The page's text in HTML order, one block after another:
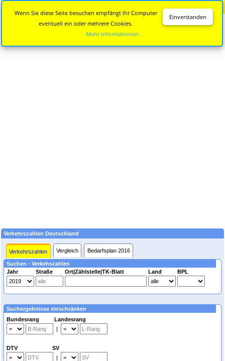
Verkehrszahlen Deutschland
Verkehrszahlen Vergleich Bedarfsplan 2016
Suchen - Verkehszahlen
Jahr
Straße Ort|Zählstelle|TK-Blatt Land BPL
Suchergebnisse einschränken
Bundesrang Landesrang
|
DTV SV
|
Einverstanden
Wenn Sie diese Seite besuchen empfängt Ihr Computer
eventuell ein oder mehrere Cookies.
Mehr Informationen